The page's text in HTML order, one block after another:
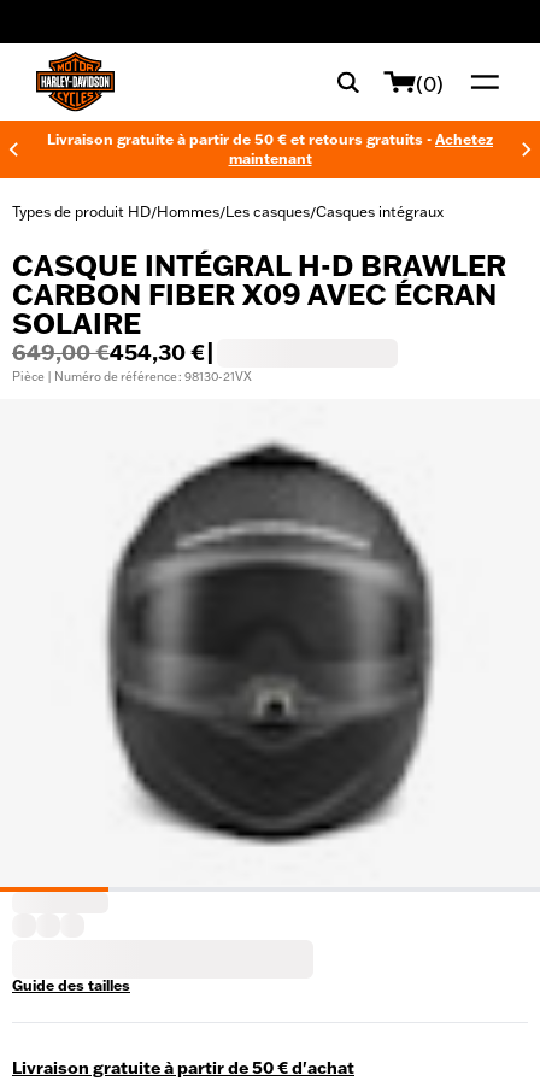
(0)
Livraison gratuite à partir de 50 € et retours gratuits - Achetez
maintenant
Types de produit HD/Hommes/Les casques/Casques intégraux
CASQUE INTÉGRAL H-D BRAWLER
CARBON FIBER X09 AVEC ÉCRAN
SOLAIRE
649,00 €454,30 €
Pièce | Numéro de référence : 98130-21VX
Guide des tailles
Livraison gratuite à partir de 50 € d'achat